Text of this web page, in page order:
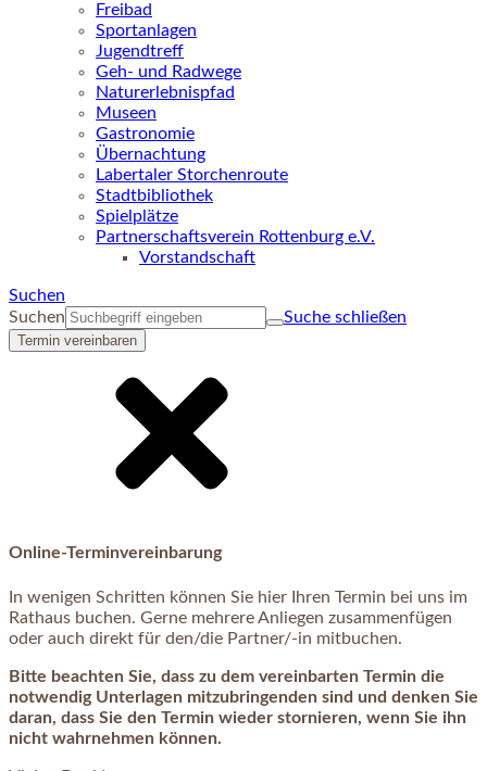
Freibad
Sportanlagen
Jugendtreff
Geh- und Radwege
Naturerlebnispfad
Museen
Gastronomie
Übernachtung
Labertaler Storchenroute
Stadtbibliothek
Spielplätze
Partnerschaftsverein Rottenburg e.V.
Vorstandschaft
Suchen
Suchen
Suche schließen
Termin vereinbaren
Online-Terminvereinbarung
In wenigen Schritten können Sie hier Ihren Termin bei uns im
Rathaus buchen. Gerne mehrere Anliegen zusammenfügen
oder auch direkt für den/die Partner/-in mitbuchen.
Bitte beachten Sie, dass zu dem vereinbarten Termin die
notwendig Unterlagen mitzubringenden sind und denken Sie
daran, dass Sie den Termin wieder stornieren, wenn Sie ihn
nicht wahrnehmen können.